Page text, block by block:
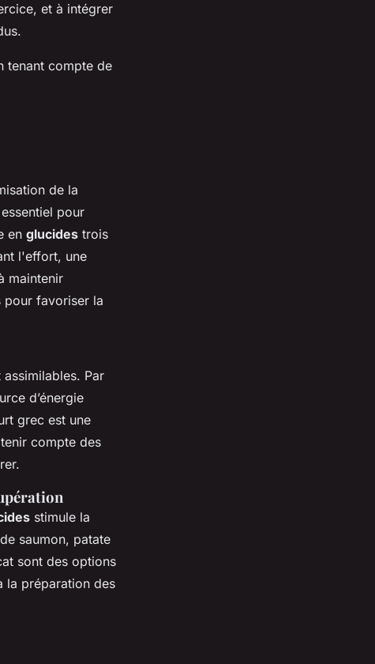
et à intégrer
tenant compte de
de la
pour
en glucides trois
l'effort, une
maintenir
pour favoriser la
Par
d’énergie
grec est une
compte des
stimule la
saumon, patate
sont des options
la préparation des